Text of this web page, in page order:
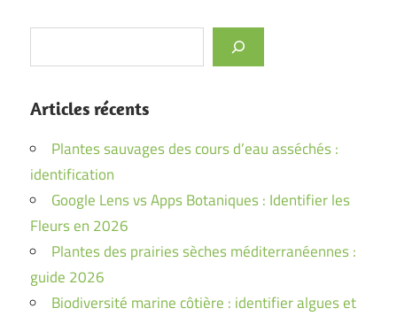
Articles récents
Plantes sauvages des cours d’eau asséchés :
identification
Google Lens vs Apps Botaniques : Identifier les
Fleurs en 2026
Plantes des prairies sèches méditerranéennes :
guide 2026
Biodiversité marine côtière : identifier algues et